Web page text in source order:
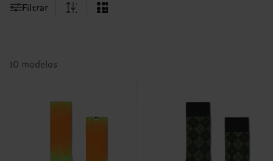
Filtrar
10 modelos